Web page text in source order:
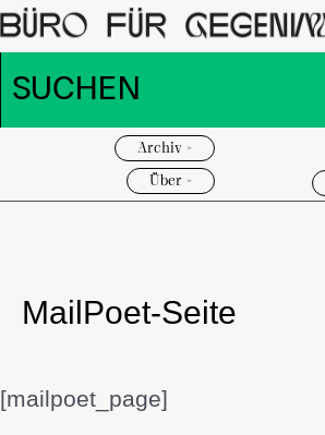
Archiv >
Über >
MailPoet-Seite
[mailpoet_page]